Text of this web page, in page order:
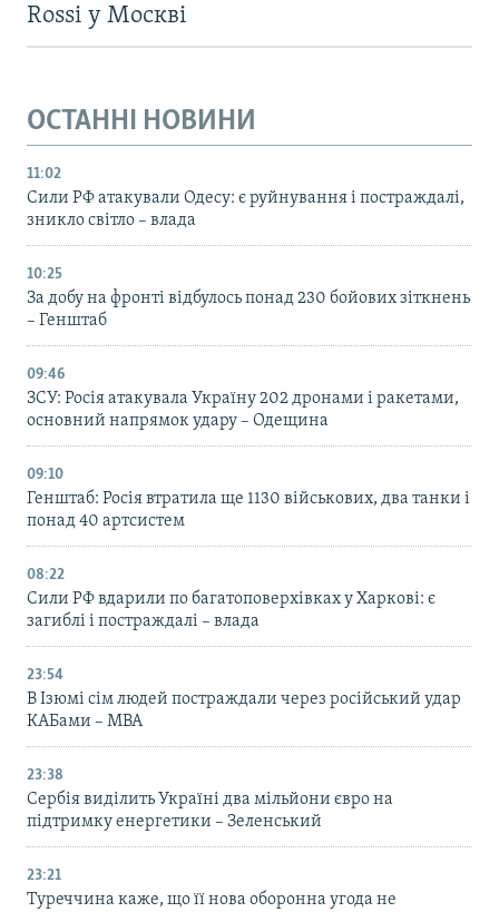
Rossi у Москві
ОСТАННІ НОВИНИ
11:02
Сили РФ атакували Одесу: є руйнування і постраждалі,
зникло світло – влада
10:25
За добу на фронті відбулось понад 230 бойових зіткнень
– Генштаб
09:46
ЗСУ: Росія атакувала Україну 202 дронами і ракетами,
основний напрямок удару – Одещина
09:10
Генштаб: Росія втратила ще 1130 військових, два танки і
понад 40 артсистем
08:22
Сили РФ вдарили по багатоповерхівках у Харкові: є
загиблі і постраждалі – влада
23:54
В Ізюмі сім людей постраждали через російський удар
КАБами – МВА
23:38
Сербія виділить Україні два мільйони євро на
підтримку енергетики – Зеленський
23:21
Туреччина каже, що її нова оборонна угода не